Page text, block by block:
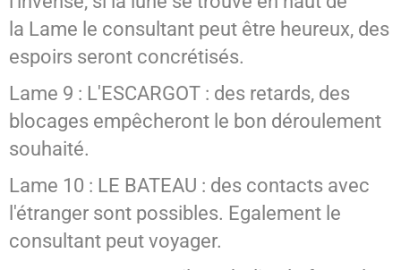
la Lame le consultant peut être heureux, des
espoirs seront concrétisés.
Lame 9 : L'ESCARGOT : des retards, des
blocages empêcheront le bon déroulement
souhaité.
Lame 10 : LE BATEAU : des contacts avec
l'étranger sont possibles. Egalement le
consultant peut voyager.